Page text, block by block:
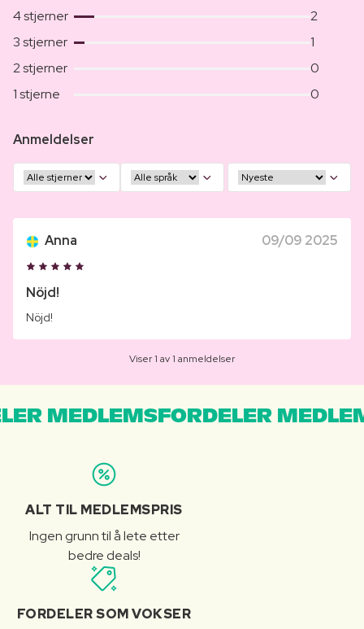
4 stjerner
2
3 stjerner
1
2 stjerner
0
1 stjerne
0
Anmeldelser
Anna 09/09 2025
Nöjd!
Nöjd!
Viser 1 av 1 anmeldelser
MEDLEMSFORDELER
ALT TIL MEDLEMSPRIS
Ingen grunn til å lete etter
bedre deals!
FORDELER SOM VOKSER